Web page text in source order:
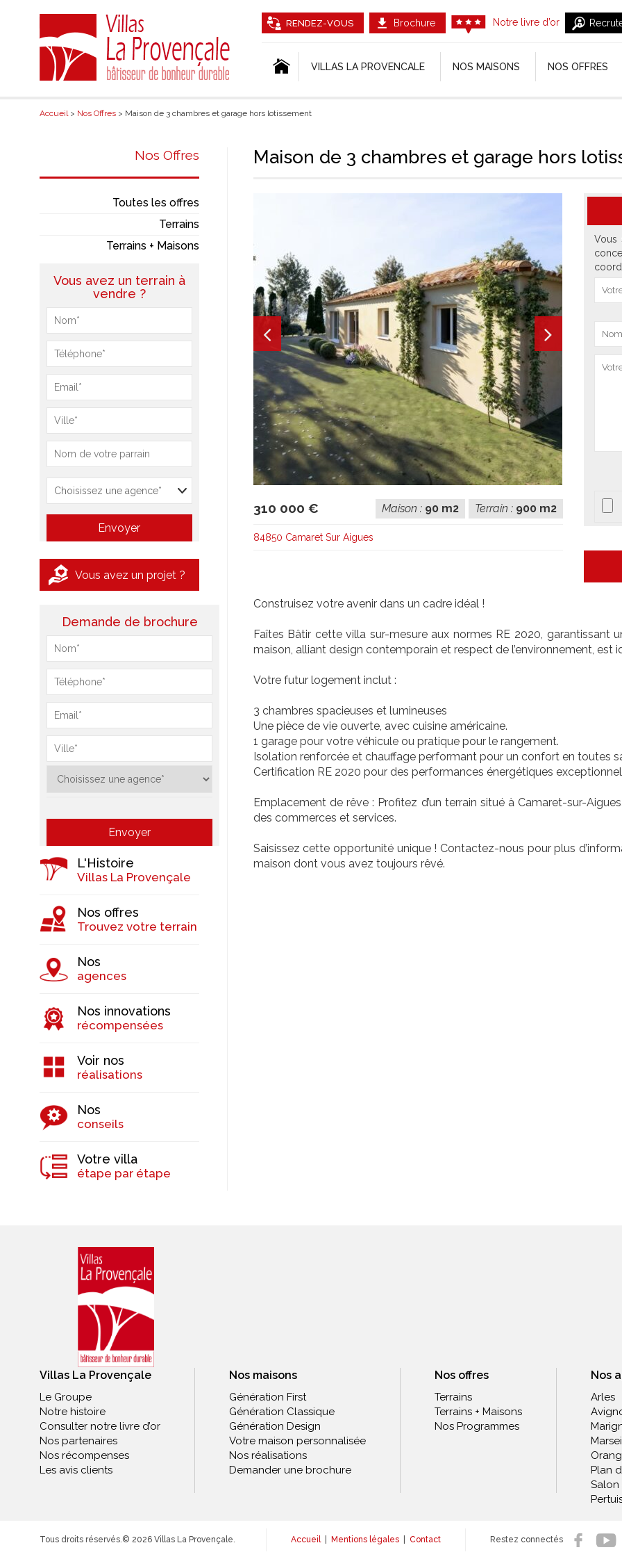
RENDEZ-VOUS Brochure Notre livre d’or
VILLAS LA PROVENCALE NOS MAISONS NOS OFFRES
Accueil> Nos Offres > Maison de 3 chambres et garage hors lotissement
Maison de 3 chambres et garage hors
310 000 € Terrain : 900 m2
Maison : 90 m2
84850 Camaret Sur Aigues
Vous
Construisez votre avenir dans un cadre idéal !
Faîtes Bâtir cette villa sur-mesure aux normes RE 2020,
maison, alliant design contemporain et respect de l’environnement, est
Votre futur logement inclut :
3 chambres spacieuses et lumineuses
Une pièce de vie ouverte, avec cuisine américaine.
1 garage pour votre véhicule ou pratique pour le rangement.
Isolation renforcée et chauffage performant pour un confort en toutes
Certification RE 2020 pour des performances énergétiques
Emplacement de rêve : Profitez d’un terrain situé à Camaret-sur-
des commerces et services.
Saisissez cette opportunité unique ! Contactez-nous pour plus
maison dont vous avez toujours rêvé.
Nos Offres
Toutes les offres
Terrains
Terrains + Maisons
Vous avez un terrain à
vendre ?
Vous avez un projet ?
Demande de brochure
L'Histoire
Villas La Provençale
Nos offres
Trouvez votre terrain
Nos
agences
Nos innovations
récompensées
Voir nos
réalisations
Nos
conseils
Votre villa
étape par étape
Villas La Provençale
Le Groupe
Notre histoire
Consulter notre livre d’or
Nos partenaires
Nos récompenses
Les avis clients
Nos maisons
Génération First
Génération Classique
Génération Design
Votre maison personnalisée
Nos réalisations
Demander une brochure
Nos offres
Terrains
Terrains + Maisons
Nos Programmes
Nos
Arles
Plan
Salon
© 2026 Villas La Provençale.
Tous droits réservés. Accueil| Mentions légales Contact Restez connectés